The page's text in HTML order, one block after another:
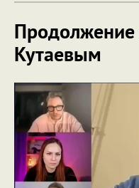
Продолжение
Кутаевым